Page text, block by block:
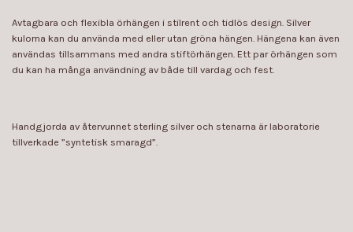
Avtagbara och flexibla örhängen i stilrent och tidlös design. Silver
kulorna kan du använda med eller utan gröna hängen. Hängena kan även
användas tillsammans med andra stiftörhängen. Ett par örhängen som
du kan ha många användning av både till vardag och fest.
Handgjorda av återvunnet sterling silver och stenarna är laboratorie
tillverkade ”syntetisk smaragd”.